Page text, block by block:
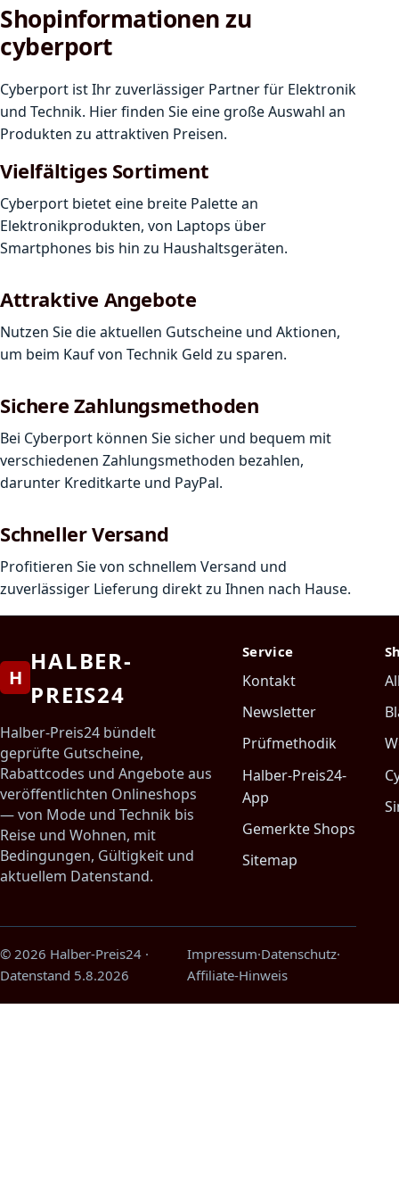
Shopinformationen zu
cyberport
Cyberport ist Ihr zuverlässiger Partner für Elektronik
und Technik. Hier finden Sie eine große Auswahl an
Produkten zu attraktiven Preisen.
Vielfältiges Sortiment
Cyberport bietet eine breite Palette an
Elektronikprodukten, von Laptops über
Smartphones bis hin zu Haushaltsgeräten.
Attraktive Angebote
Nutzen Sie die aktuellen Gutscheine und Aktionen,
um beim Kauf von Technik Geld zu sparen.
Sichere Zahlungsmethoden
Bei Cyberport können Sie sicher und bequem mit
verschiedenen Zahlungsmethoden bezahlen,
darunter Kreditkarte und PayPal.
Schneller Versand
Profitieren Sie von schnellem Versand und
zuverlässiger Lieferung direkt zu Ihnen nach Hause.
H
HALBER-
PREIS24
Halber-Preis24 bündelt
geprüfte Gutscheine,
Rabattcodes und Angebote aus
veröffentlichten Onlineshops
— von Mode und Technik bis
Reise und Wohnen, mit
Bedingungen, Gültigkeit und
aktuellem Datenstand.
Service
Kontakt
Newsletter
Prüfmethodik
Halber-Preis24-
App
Gemerkte Shops
Sitemap
© 2026 Halber-Preis24 ·
Datenstand 5.8.2026
Impressum·Datenschutz·
Affiliate-Hinweis